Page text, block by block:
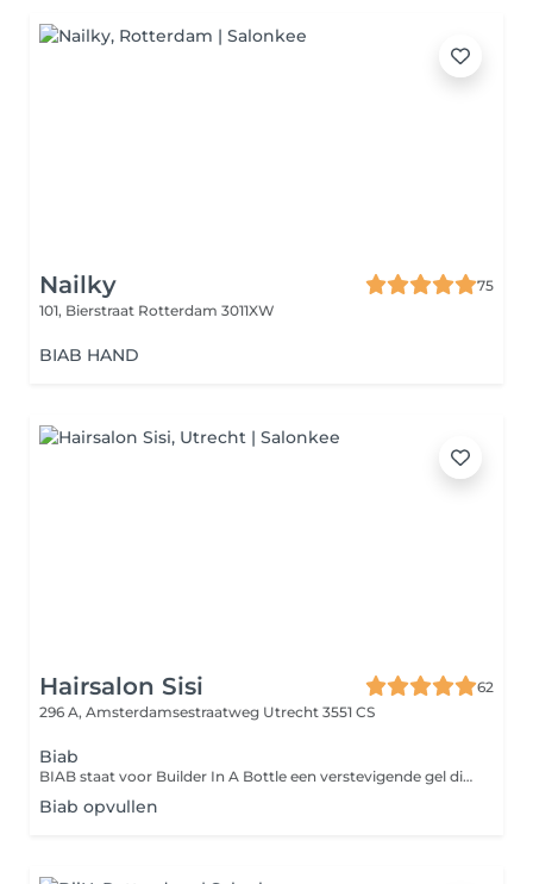
Nailky
75
101, Bierstraat Rotterdam 3011XW
BIAB HAND
Hairsalon Sisi
62
296 A, Amsterdamsestraatweg Utrecht 3551 CS
Biab
BIAB staat voor Builder In A Bottle een verstevigende gel die op de natuurlijke nagel wordt aangebracht. Deze behandeling is ideaal voor wie zijn natuurlijke nagels wil laten groeien en versterken, zonder gebruik te maken van acryl of traditionele gelnagels. Tijdens de behandeling wordt de nagel voorbereid, de BIAB gel in laagjes aangebracht en uitgehard onder een UV/LED-lamp. De nagels krijgen zo een mooie, natuurlijke look met extra stevigheid.
Biab opvullen